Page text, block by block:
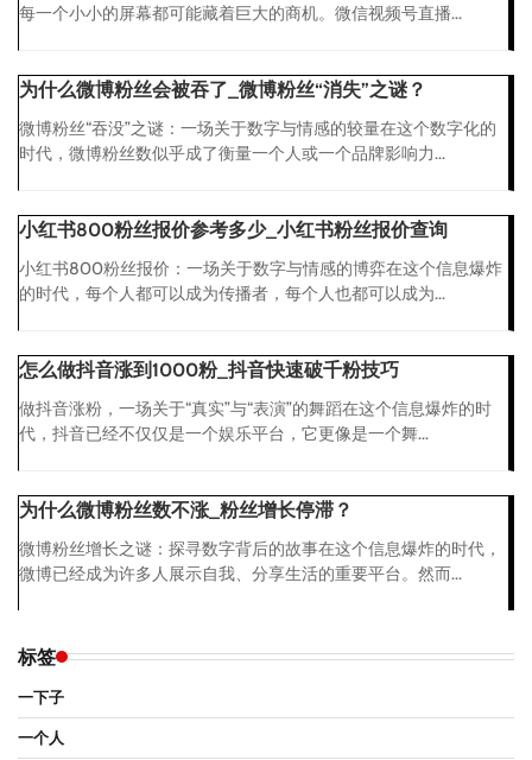
每一个小小的屏幕都可能藏着巨大的商机。微信视频号直播...
为什么微博粉丝会被吞了_微博粉丝“消失”之谜？
微博粉丝“吞没”之谜：一场关于数字与情感的较量在这个数字化的
时代，微博粉丝数似乎成了衡量一个人或一个品牌影响力...
小红书800粉丝报价参考多少_小红书粉丝报价查询
小红书800粉丝报价：一场关于数字与情感的博弈在这个信息爆炸
的时代，每个人都可以成为传播者，每个人也都可以成为...
怎么做抖音涨到1000粉_抖音快速破千粉技巧
做抖音涨粉，一场关于“真实”与“表演”的舞蹈在这个信息爆炸的时
代，抖音已经不仅仅是一个娱乐平台，它更像是一个舞...
为什么微博粉丝数不涨_粉丝增长停滞？
微博粉丝增长之谜：探寻数字背后的故事在这个信息爆炸的时代，
微博已经成为许多人展示自我、分享生活的重要平台。然而...
标签
一下子
一个人